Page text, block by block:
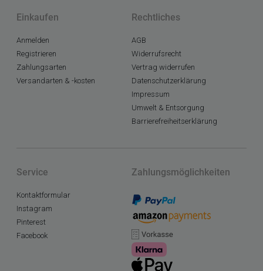
Einkaufen
Anmelden
Registrieren
Zahlungsarten
Versandarten & -kosten
Rechtliches
AGB
Widerrufsrecht
Vertrag widerrufen
Datenschutzerklärung
Impressum
Umwelt & Entsorgung
Barrierefreiheitserklärung
Service
Kontaktformular
Instagram
Pinterest
Facebook
Zahlungsmöglichkeiten